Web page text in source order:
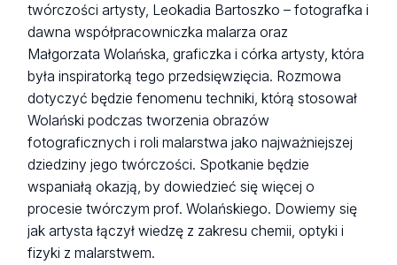
twórczości artysty, Leokadia Bartoszko – fotografka i
dawna współpracowniczka malarza oraz
Małgorzata Wolańska, graficzka i córka artysty, która
była inspiratorką tego przedsięwzięcia. Rozmowa
dotyczyć będzie fenomenu techniki, którą stosował
Wolański podczas tworzenia obrazów
fotograficznych i roli malarstwa jako najważniejszej
dziedziny jego twórczości. Spotkanie będzie
wspaniałą okazją, by dowiedzieć się więcej o
procesie twórczym prof. Wolańskiego. Dowiemy się
jak artysta łączył wiedzę z zakresu chemii, optyki i
fizyki z malarstwem.